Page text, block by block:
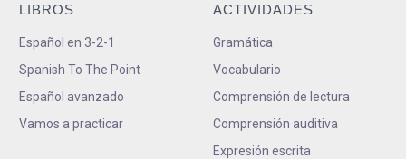
LIBROS
Español en 3-2-1
Spanish To The Point
Español avanzado
Vamos a practicar
ACTIVIDADES
Gramática
Vocabulario
Comprensión de lectura
Comprensión auditiva
Expresión escrita